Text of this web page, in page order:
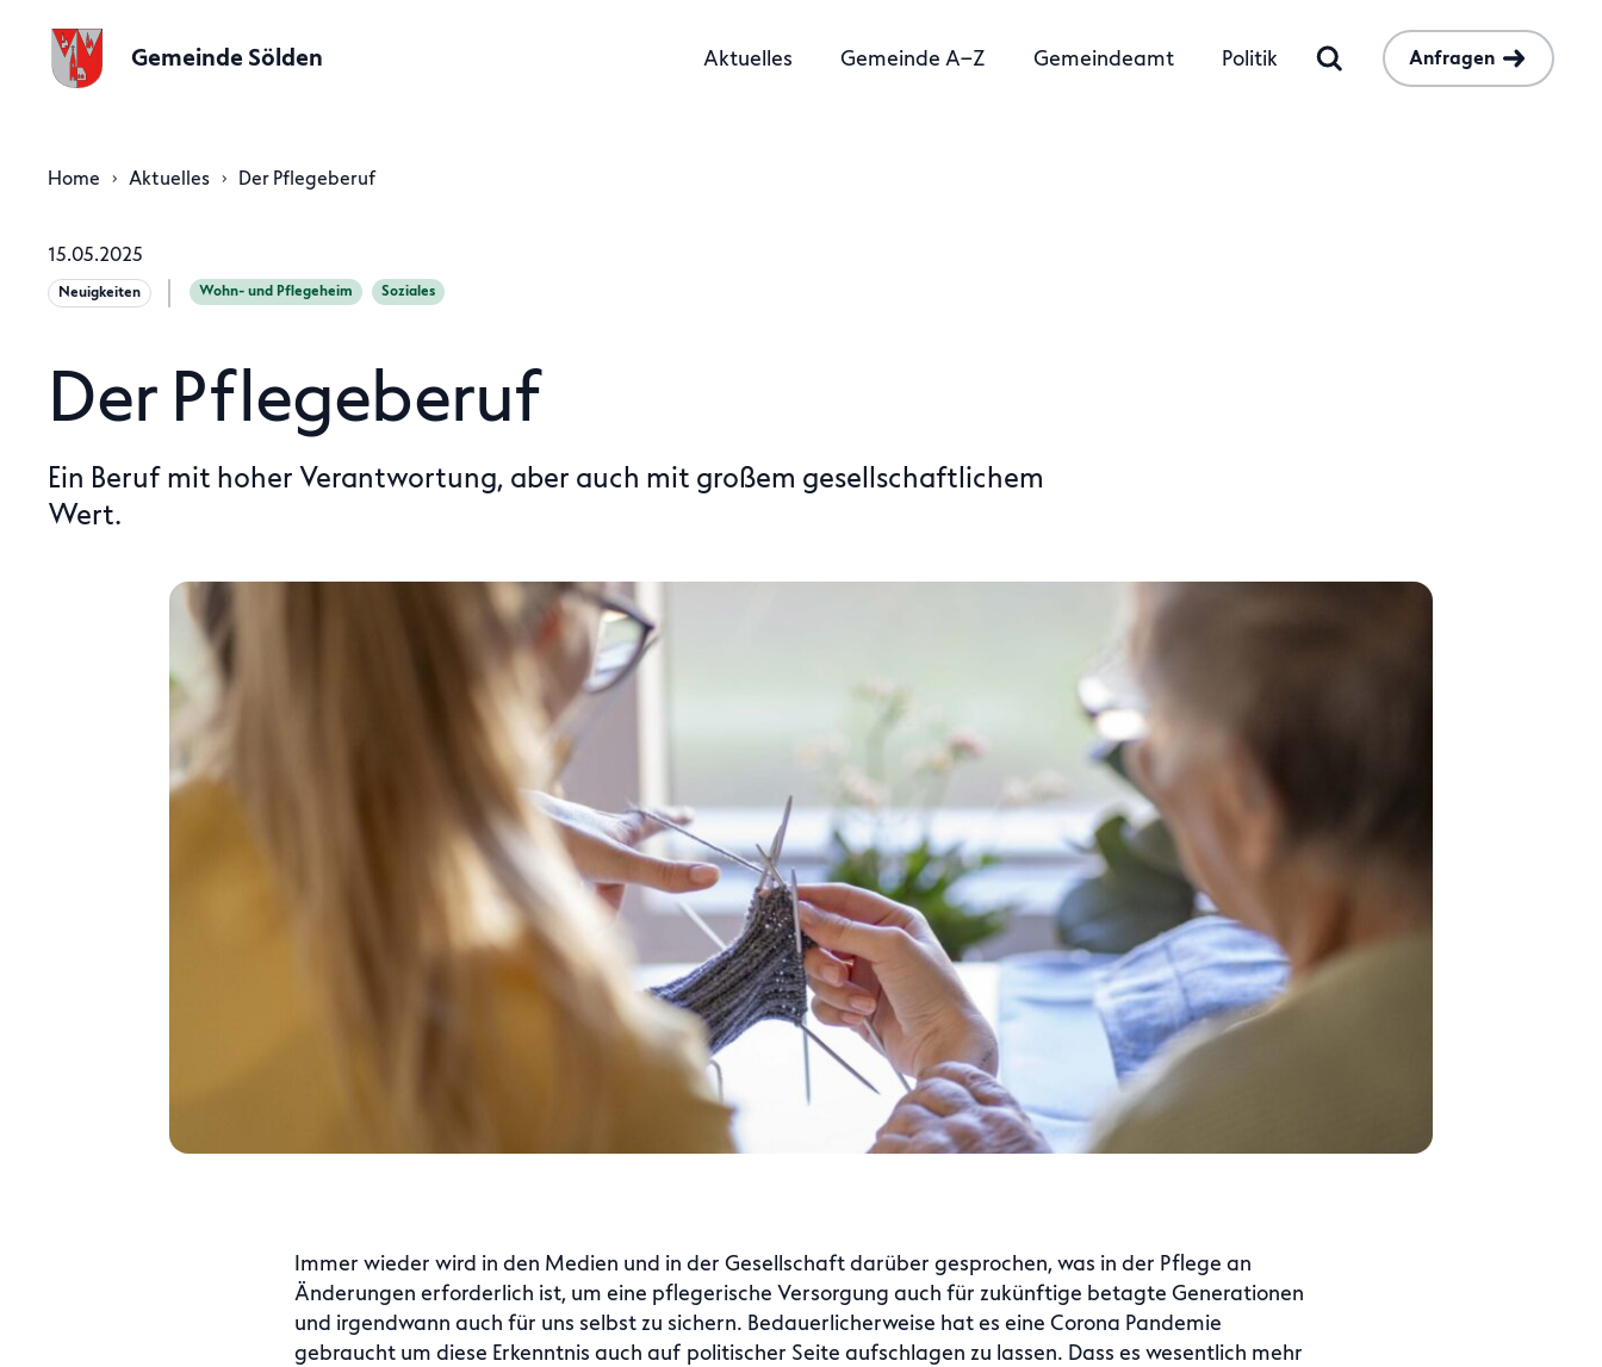
Gemeinde Sölden Aktuelles Gemeinde A–Z Gemeindeamt Politik Anfragen
Home Aktuelles Der Pflegeberuf
15.05.2025
Neuigkeiten Wohn- und Pflegeheim Soziales
Der Pflegeberuf
Ein Beruf mit hoher Verantwortung, aber auch mit großem gesellschaftlichem
Wert.
Immer wieder wird in den Medien und in der Gesellschaft darüber gesprochen, was in der Pflege an
Änderungen erforderlich ist, um eine pflegerische Versorgung auch für zukünftige betagte Generationen
und irgendwann auch für uns selbst zu sichern. Bedauerlicherweise hat es eine Corona Pandemie
gebraucht um diese Erkenntnis auch auf politischer Seite aufschlagen zu lassen. Dass es wesentlich mehr